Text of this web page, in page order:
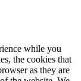
while you
the cookies that
as they are